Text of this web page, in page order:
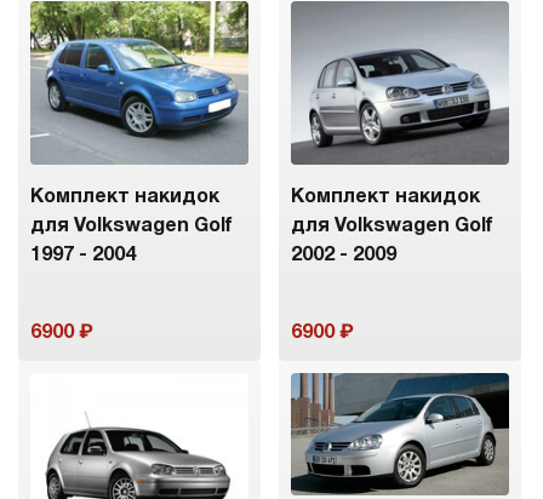
Комплект накидок
для Volkswagen Golf
1997 - 2004
6900
Комплект накидок
для Volkswagen Golf
2002 - 2009
6900